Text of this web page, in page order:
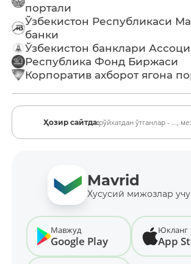
портали
Ўзбекистон Республикаси
банки
Ўзбекистон банклари
Республика Фонд Биржаси
Корпоратив ахборот ягона
Ҳозир сайтда:рўйхатдан ўтганлар - ...,
Mavrid
Хусусий мижозлар
Мавжуд
Google Play
Юкланг
App